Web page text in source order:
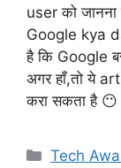
user को जानना
Google kya
है कि Google
अगर हाँ,तो ये
करा सकता है
Tech